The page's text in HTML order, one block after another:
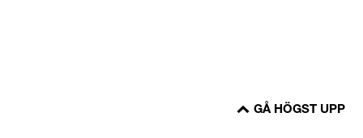
GÅ HÖGST UPP